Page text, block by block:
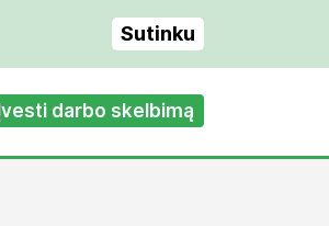
Sutinku
Įvesti darbo skelbimą